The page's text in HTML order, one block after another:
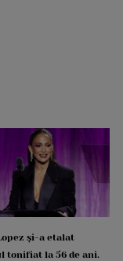
și-a etalat
tonifiat la 56 de ani.